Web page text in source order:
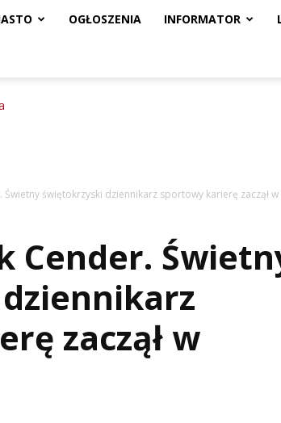
OGŁOSZENIA INFORMATOR
Świetny świętokrzyski dziennikarz sportowy karierę zaczął w
Cender.
zaczął w